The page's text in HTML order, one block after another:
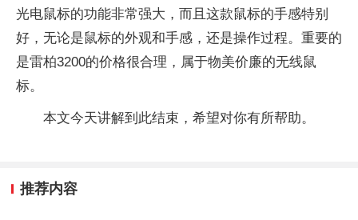
光电鼠标的功能非常强大，而且这款鼠标的手感特别
好，无论是鼠标的外观和手感，还是操作过程。重要的
是雷柏3200的价格很合理，属于物美价廉的无线鼠
标。
本文今天讲解到此结束，希望对你有所帮助。
推荐内容